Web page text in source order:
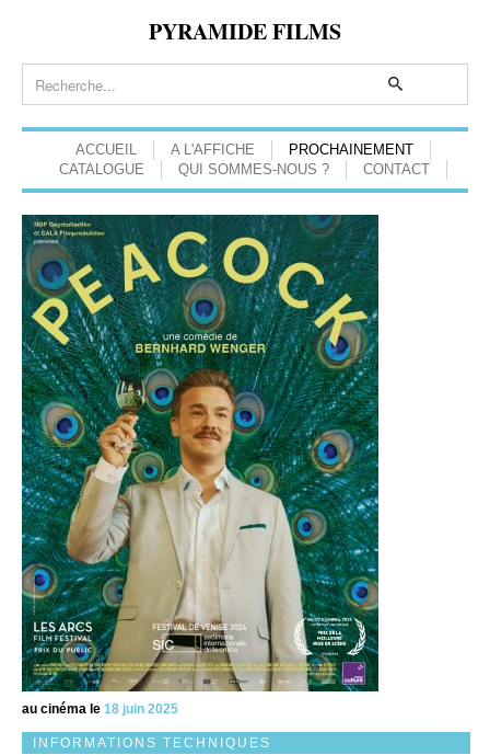
PYRAMIDE FILMS
ACCUEIL A L'AFFICHE
PROCHAINEMENT
CATALOGUE
QUI SOMMES-NOUS ? CONTACT
au cinéma le 18 juin 2025
INFORMATIONS TECHNIQUES